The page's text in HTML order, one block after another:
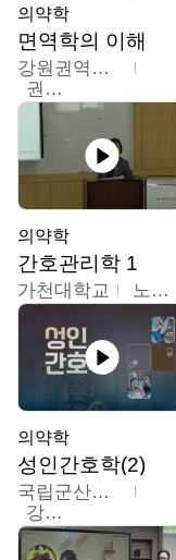
의약학
면역학의 이해
강원권역센터
권보인
의약학
간호관리학 1
가천대학교 노원정
의약학
성인간호학(2)
국립군산대학교
강경아